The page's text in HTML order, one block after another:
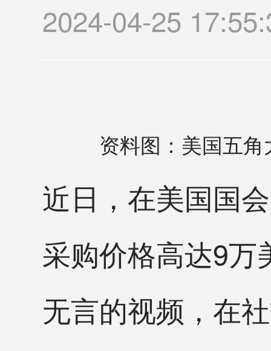
2024-04-25
资料图：美国五角
近日，在美国国
采购价格高达9万
无言的视频，在